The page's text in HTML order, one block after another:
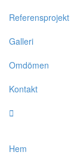
Referensprojekt
Galleri
Omdömen
Kontakt
Hem